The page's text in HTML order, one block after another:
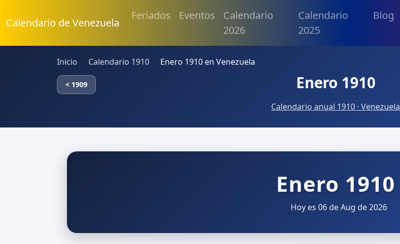
Calendario de Venezuela
Feriados Eventos
Calendario
2026
Calendario
2025
Blog
Inicio Calendario 1910 Enero 1910 en Venezuela
< 1909 Enero 1910
Calendario anual 1910 · Venezuela
Enero 1910
Hoy es 06 de Aug de 2026